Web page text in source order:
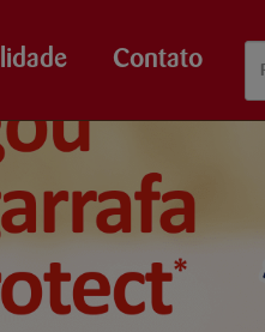
Contato